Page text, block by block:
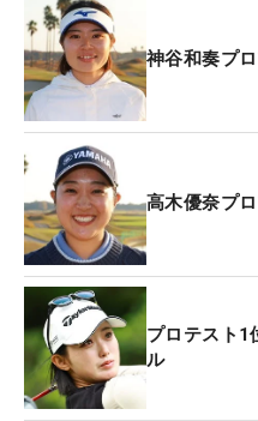
神谷和奏プ
高木優奈プ
プロテスト
ル